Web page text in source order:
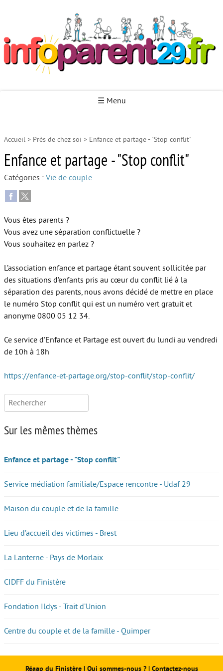
☰ Menu
Accueil
Autour de la naissance
Autour de la petite enfance
Autour de l’école
Face au handicap
Face au deuil
Sortir en famille
Vie de couple
Place aux grands-parents
Accueil > Près de chez soi > Enfance et partage - "Stop conflit"
Enfance et partage - "Stop conflit"
Catégories : Vie de couple
Vous êtes parents ?
Vous avez une séparation conflictuelle ?
Vous souhaitez en parlez ?
L’association enfance et partage étant souvent sollicitée par
des situations d’enfants pris au cœur du conflit lié à la
séparation des parents, nous avons décidé de mettre en place
le numéro Stop conflit qui est un numéro vert gratuit et
anonyme 0800 05 12 34.
Ce service d’Enfance et Partage est ouvert du lundi au vendredi
de 10h à 18h
https://enfance-et-partage.org/stop-conflit/stop-conflit/
Rechercher :
Sur les mêmes thèmes
Enfance et partage - "Stop conflit"
Service médiation familiale/Espace rencontre - Udaf 29
Maison du couple et de la famille
Lieu d’accueil des victimes - Brest
La Lanterne - Pays de Morlaix
CIDFF du Finistère
Fondation Ildys - Trait d’Union
Centre du couple et de la famille - Quimper
Réaap du Finistère| Qui sommes-nous ? | Contactez-nous